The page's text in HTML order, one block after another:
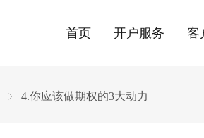
首页 开户服务 客
4.你应该做期权的3大动力